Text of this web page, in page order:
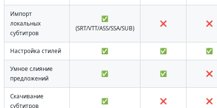
Импорт
локальных
субтитров
✅
(SRT/VTT/ASS/SSA/SUB)
❌ ❌
Настройка стилей ✅ ✅ ✅
Умное слияние
предложений
✅ ✅ ❌
Скачивание
субтитров
✅ ❌ ❌